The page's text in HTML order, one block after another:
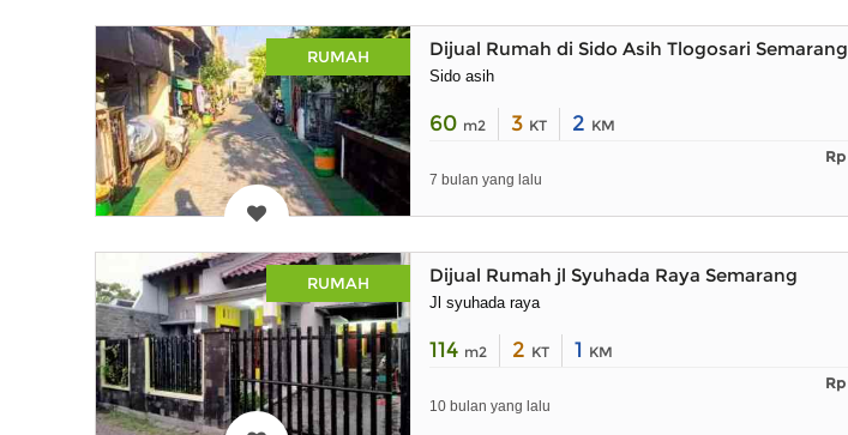
RUMAH Dijual Rumah di Sido Asih Tlogosari Semarang
Sido asih
60 m2 3 KT 2 KM
Rp
7 bulan yang lalu
RUMAH Dijual Rumah jl Syuhada Raya Semarang
Jl syuhada raya
114 m2 2 KT 1 KM
Rp
10 bulan yang lalu